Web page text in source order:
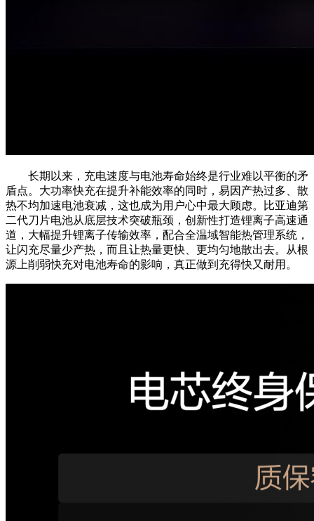
长期以来，充电速度与电池寿命始终是行业难以平衡的矛
盾点。大功率快充在提升补能效率的同时，易因产热过多、散
热不均加速电池衰减，这也成为用户心中最大顾虑。比亚迪第
二代刀片电池从底层技术突破瓶颈，创新性打造锂离子高速通
道，大幅提升锂离子传输效率，配合全温域智能热管理系统，
让闪充尽量少产热，而且让热量更快、更均匀地散出去。从根
源上削弱快充对电池寿命的影响，真正做到充得快又耐用。